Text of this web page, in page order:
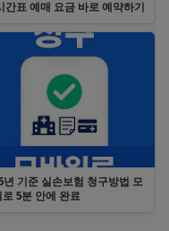
간표 예매 요금 바로 예약하기
년 기준 실손보험 청구방법 모
로 5분 안에 완료